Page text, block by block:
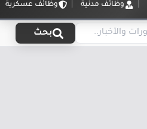
وظائف مدنية وظائف عسكرية
بحث